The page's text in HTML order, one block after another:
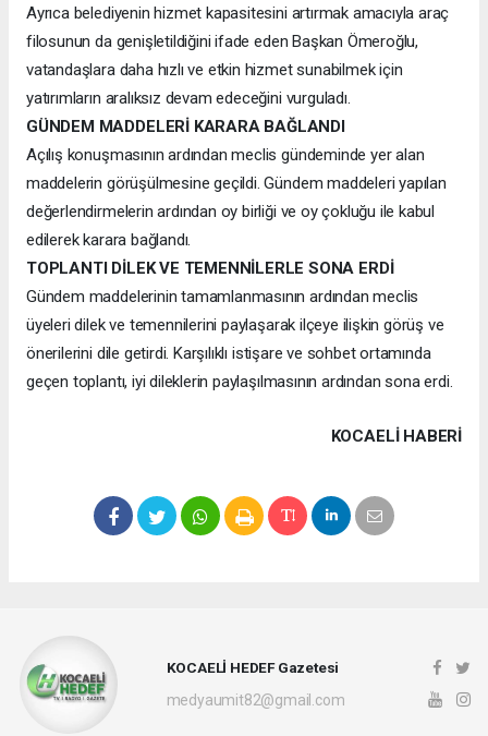
Ayrıca belediyenin hizmet kapasitesini artırmak amacıyla araç
filosunun da genişletildiğini ifade eden Başkan Ömeroğlu,
vatandaşlara daha hızlı ve etkin hizmet sunabilmek için
yatırımların aralıksız devam edeceğini vurguladı.
GÜNDEM MADDELERİ KARARA BAĞLANDI
Açılış konuşmasının ardından meclis gündeminde yer alan
maddelerin görüşülmesine geçildi. Gündem maddeleri yapılan
değerlendirmelerin ardından oy birliği ve oy çokluğu ile kabul
edilerek karara bağlandı.
TOPLANTI DİLEK VE TEMENNİLERLE SONA ERDİ
Gündem maddelerinin tamamlanmasının ardından meclis
üyeleri dilek ve temennilerini paylaşarak ilçeye ilişkin görüş ve
önerilerini dile getirdi. Karşılıklı istişare ve sohbet ortamında
geçen toplantı, iyi dileklerin paylaşılmasının ardından sona erdi.
KOCAELI HABERİ
KOCAELİ HEDEF Gazetesi
medyaumit82@gmail.com